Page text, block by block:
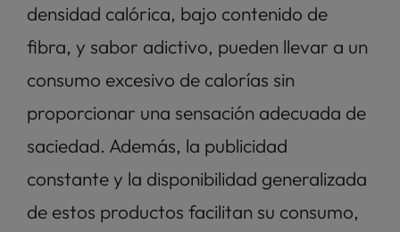
densidad calórica, bajo contenido de
fibra, y sabor adictivo, pueden llevar a un
consumo excesivo de calorías sin
proporcionar una sensación adecuada de
saciedad. Además, la publicidad
constante y la disponibilidad generalizada
de estos productos facilitan su consumo,